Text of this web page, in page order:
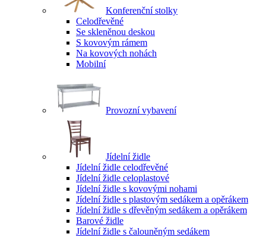
Konferenční stolky
Celodřevěné
Se skleněnou deskou
S kovovým rámem
Na kovových nohách
Mobilní
Provozní vybavení
Jídelní židle
Jídelní židle celodřevěné
Jídelní židle celoplastové
Jídelní židle s kovovými nohami
Jídelní židle s plastovým sedákem a opěrákem
Jídelní židle s dřevěným sedákem a opěrákem
Barové židle
Jídelní židle s čalouněným sedákem